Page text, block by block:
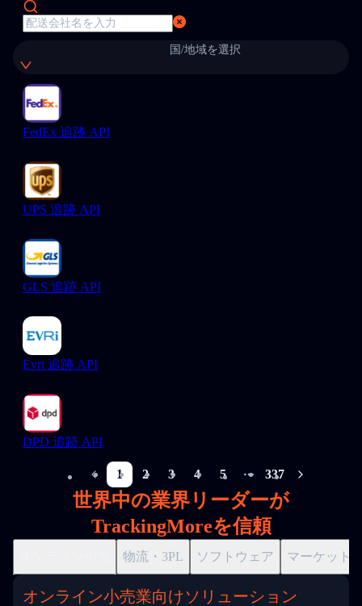
国/地域を選択
FedEx 追跡 API
UPS 追跡 API
GLS 追跡 API
Evri 追跡 API
DPD 追跡 API
1 2 3 4 5
More pages
337
世界中の業界リーダーが
TrackingMoreを信頼
物流・3PL ソフトウェア マーケット
オンライン小売業向けソリューション